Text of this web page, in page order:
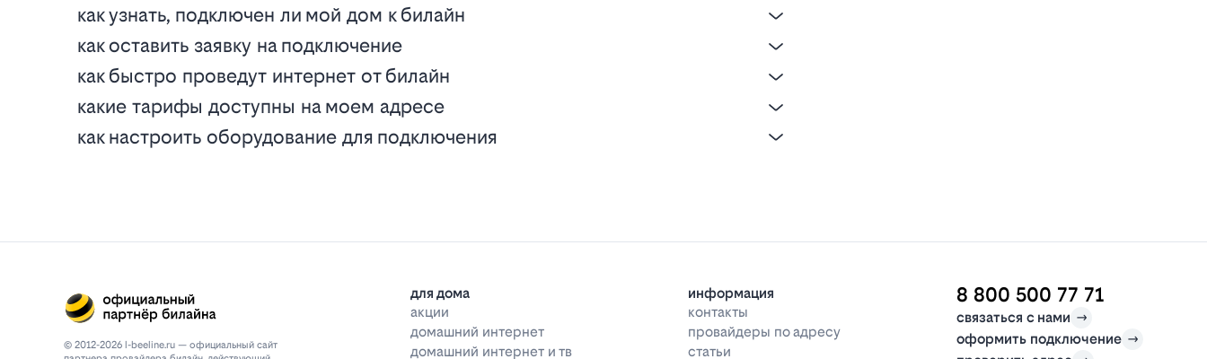
как узнать, подключен ли мой дом к билайн
как оставить заявку на подключение
как быстро проведут интернет от билайн
какие тарифы доступны на моем адресе
как настроить оборудование для подключения
© 2012-2026 l-beeline.ru — официальный сайт
для дома
акции
домашний интернет
домашний интернет и тв
информация
контакты
провайдеры по адресу
статьи
8 800 500 77 71
связаться с нами
оформить подключение